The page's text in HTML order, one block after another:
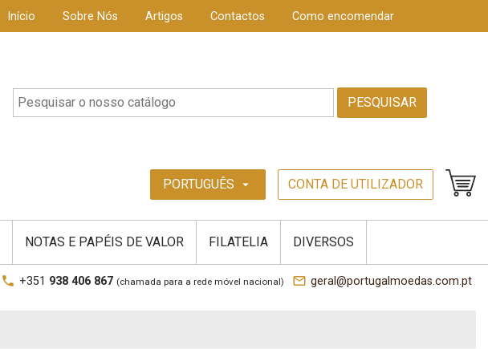
Início Sobre Nós Artigos Contactos Como encomendar
PESQUISAR
PORTUGUÊS arrow_drop_down CONTA DE UTILIZADOR
NOTAS E PAPÉIS DE VALOR FILATELIA DIVERSOS
local_phone +351 938 406 867 (chamada para a rede móvel nacional) mail_outline geral@portugalmoedas.com.pt